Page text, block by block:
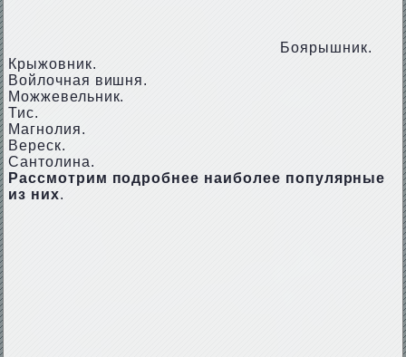
Боярышник.
Крыжовник.
Войлочная вишня.
Можжевельник.
Тис.
Магнолия.
Вереск.
Сантолина.
Рассмотрим подробнее наиболее популярные
из них.